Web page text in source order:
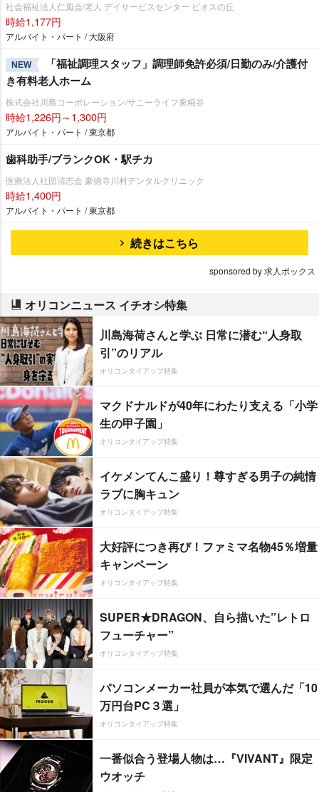
社会福祉法人仁風会/老人 デイサービスセンター ビオスの丘
時給1,177円
アルバイト・パート / 大阪府
NEW
「福祉調理スタッフ」調理師免許必須/日勤のみ/介護付
き有料老人ホーム
株式会社川島コーポレーション/サニーライフ東糀谷
時給1,226円～1,300円
アルバイト・パート / 東京都
歯科助手/ブランクOK・駅チカ
医療法人社団清志会 豪徳寺川村デンタルクリニック
時給1,400円
アルバイト・パート / 東京都
続きはこちら
sponsored by 求人ボックス
オリコンニュース イチオシ特集
川島海荷さんと学ぶ 日常に潜む“人身取
引”のリアル
オリコンタイアップ特集
マクドナルドが40年にわたり支える「小学
生の甲子園」
オリコンタイアップ特集
イケメンてんこ盛り！尊すぎる男子の純情
ラブに胸キュン
オリコンタイアップ特集
大好評につき再び！ファミマ名物45％増量
キャンペーン
オリコンタイアップ特集
SUPER★DRAGON、自ら描いた”レトロ
フューチャー”
オリコンタイアップ特集
パソコンメーカー社員が本気で選んだ「10
万円台PC３選」
オリコンタイアップ特集
一番似合う登場人物は…『VIVANT』限定
ウオッチ